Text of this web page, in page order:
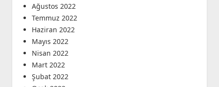
Ağustos 2022
Temmuz 2022
Haziran 2022
Mayıs 2022
Nisan 2022
Mart 2022
Şubat 2022